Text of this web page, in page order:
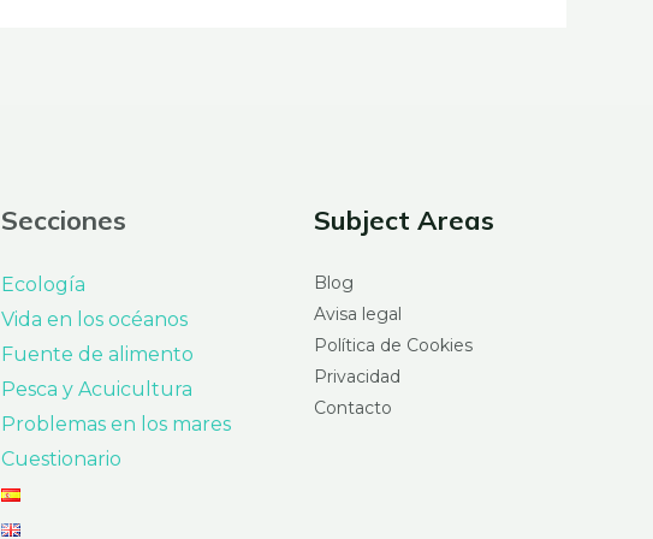
Secciones
Ecología
Vida en los océanos
Fuente de alimento
Pesca y Acuicultura
Problemas en los mares
Cuestionario
Subject Areas
Blog
Avisa legal
Política de Cookies
Privacidad
Contacto